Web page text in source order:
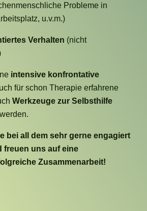
Probleme in
u.v.m.)
Verhalten (nicht
intensive konfrontative
für schon Therapie erfahrene
Werkzeuge zur Selbsthilfe
bei all dem sehr gerne engagiert
freuen uns auf eine
Zusammenarbeit!